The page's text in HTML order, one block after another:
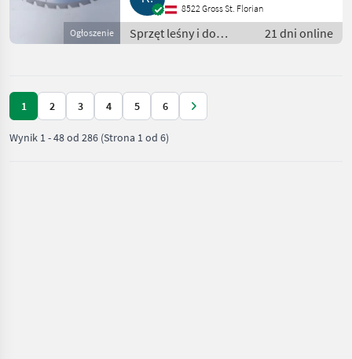
Ogłoszenie
8522 Gross St. Florian
Sprzęt leśny i do
obróbki drewna / Inny
21 dni online
1 2 3 4 5 6
Wynik 1-48od 286 (Strona 1 od 6)